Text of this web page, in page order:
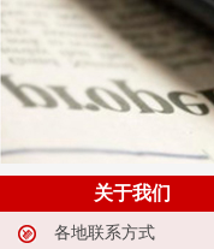
关于我们
各地联系方式